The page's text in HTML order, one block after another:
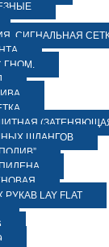
СИГНАЛЬНАЯ
ГНОМ.
ШЛАНГОВ
LAY FLAT